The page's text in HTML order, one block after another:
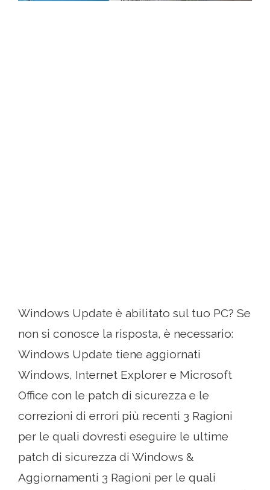
Windows Update è abilitato sul tuo PC? Se
non si conosce la risposta, è necessario:
Windows Update tiene aggiornati
Windows, Internet Explorer e Microsoft
Office con le patch di sicurezza e le
correzioni di errori più recenti 3 Ragioni
per le quali dovresti eseguire le ultime
patch di sicurezza di Windows &
Aggiornamenti 3 Ragioni per le quali